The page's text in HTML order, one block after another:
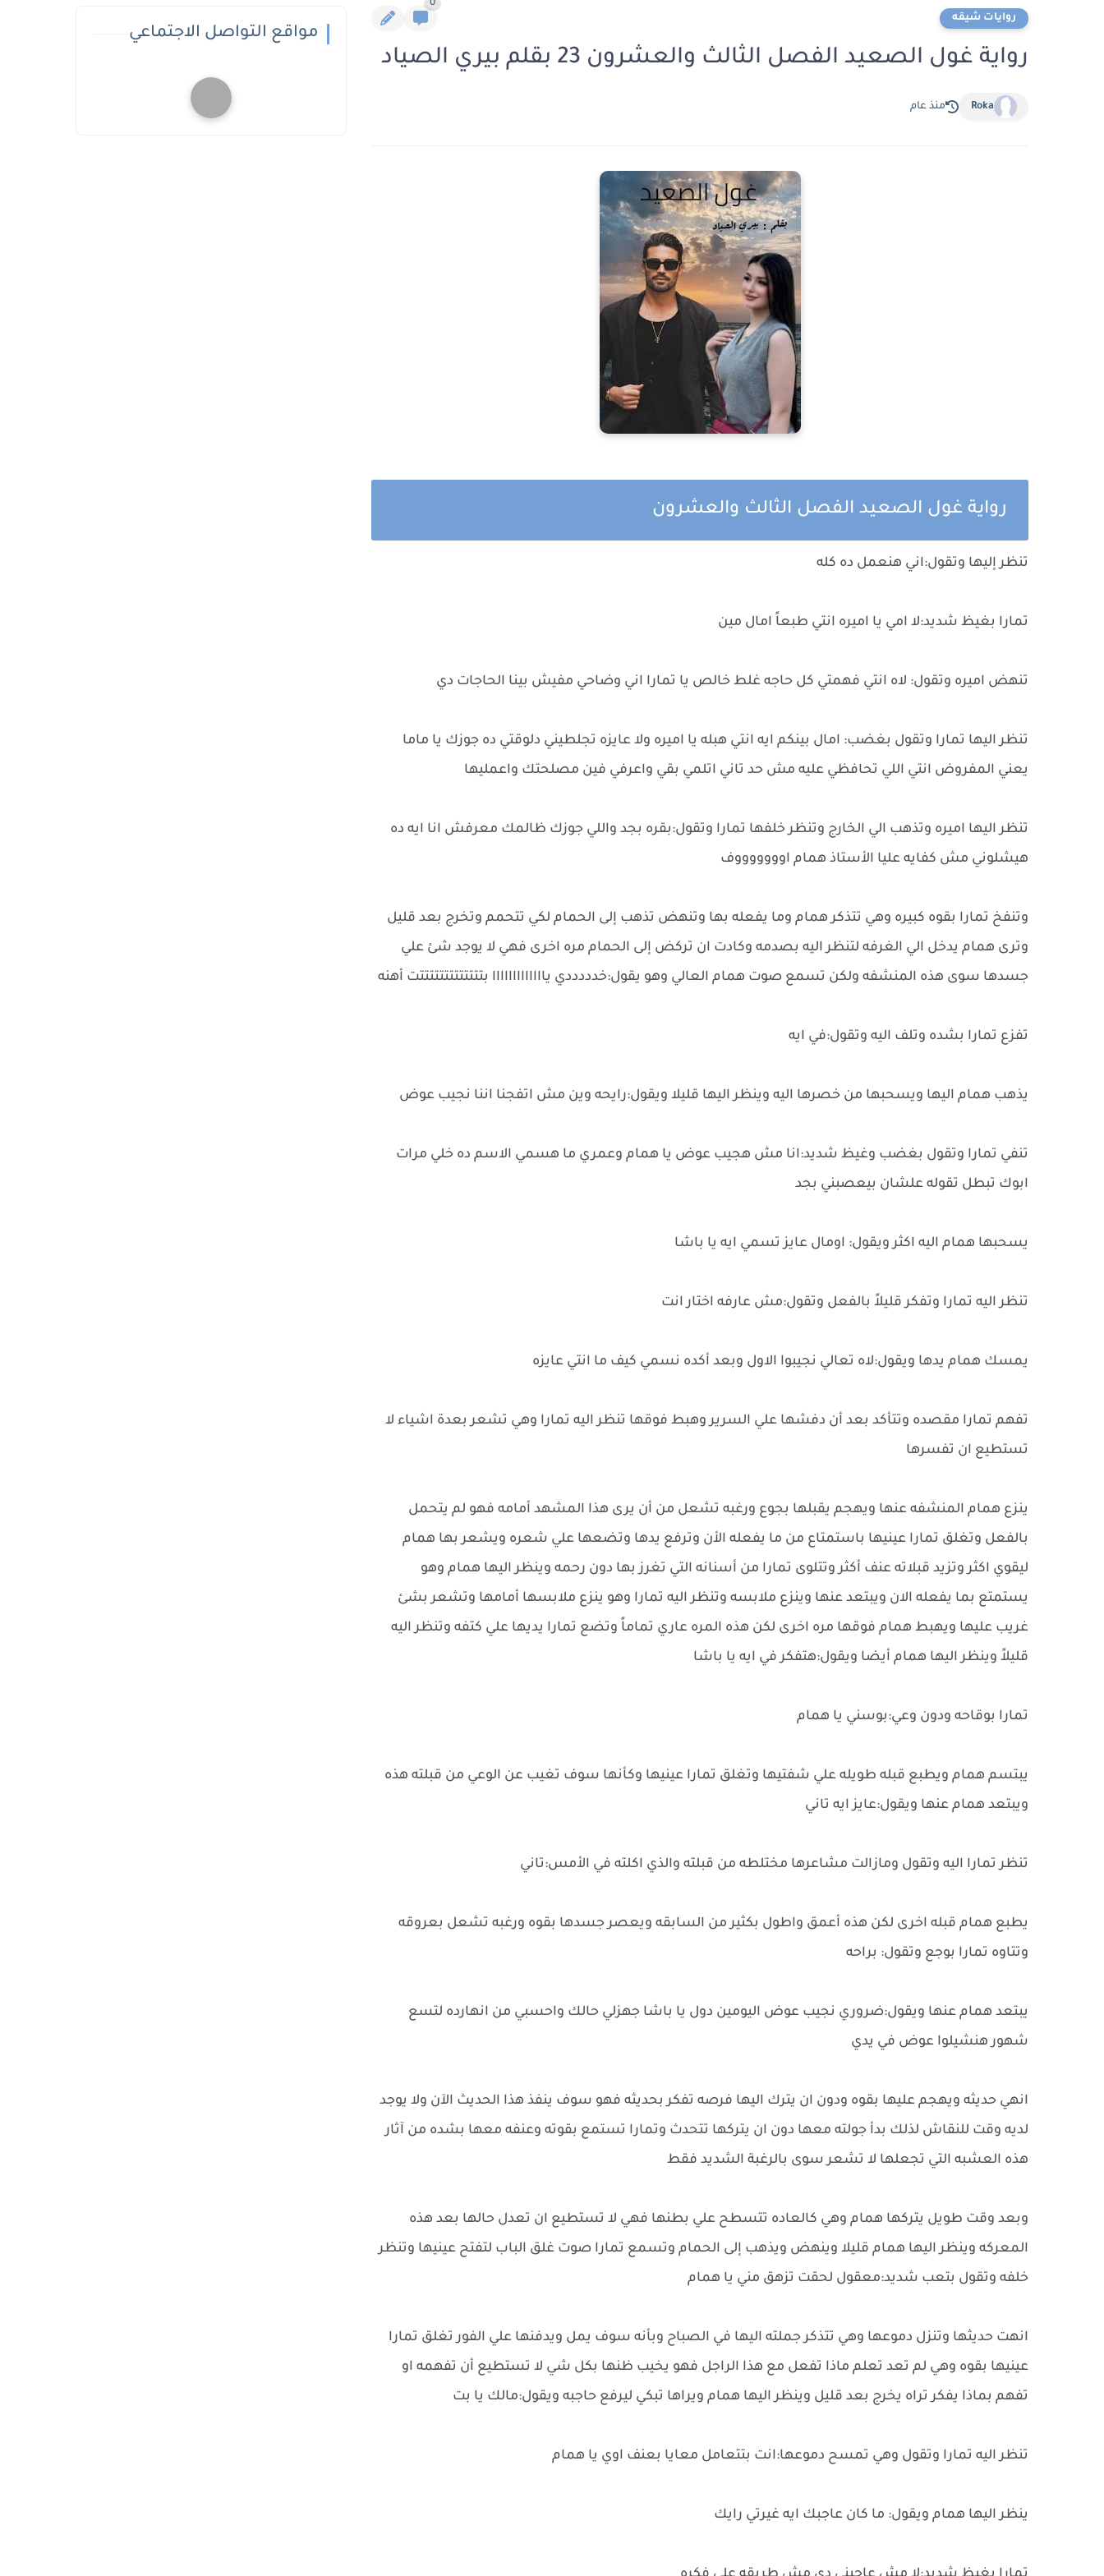
روايات شيقه
0
رواية غول الصعيد الفصل الثالث والعشرون 23 بقلم بيري الصياد
Roka منذ عام
رواية غول الصعيد الفصل الثالث والعشرون
تنظر إليها وتقول:اني هنعمل ده كله
تمارا بغيظ شديد:لا امي يا اميره انتي طبعاً امال مين
تنهض اميره وتقول: لاه انتي فهمتي كل حاجه غلط خالص يا تمارا اني وضاحي مفيش بينا الحاجات دي
تنظر اليها تمارا وتقول بغضب: امال بينكم ايه انتي هبله يا اميره ولا عايزه تجلطيني دلوقتي ده جوزك يا ماما
يعني المفروض انتي اللي تحافظي عليه مش حد تاني اتلمي بقي واعرفي فين مصلحتك واعمليها
تنظر اليها اميره وتذهب الي الخارج وتنظر خلفها تمارا وتقول:بقره بجد واللي جوزك ظالمك معرفش انا ايه ده
هيشلوني مش كفايه عليا الأستاذ همام اوووووووف
وتنفخ تمارا بقوه كبيره وهي تتذكر همام وما يفعله بها وتنهض تذهب إلى الحمام لكي تتحمم وتخرج بعد قليل
وترى همام يدخل الي الغرفه لتنظر اليه بصدمه وكادت ان تركض إلى الحمام مره اخرى فهي لا يوجد شئ علي
جسدها سوى هذه المنشفه ولكن تسمع صوت همام العالي وهو يقول:خدددددي يااااااااااااا بتتتتتتتتتتتتتت أهنه
تفزع تمارا بشده وتلف اليه وتقول:في ايه
يذهب همام اليها ويسحبها من خصرها اليه وينظر اليها قليلا ويقول:رايحه وين مش اتفجنا اننا نجيب عوض
تنفي تمارا وتقول بغضب وغيظ شديد:انا مش هجيب عوض يا همام وعمري ما هسمي الاسم ده خلي مرات
ابوك تبطل تقوله علشان بيعصبني بجد
يسحبها همام اليه اكثر ويقول: اومال عايز تسمي ايه يا باشا
تنظر اليه تمارا وتفكر قليلاً بالفعل وتقول:مش عارفه اختار انت
يمسك همام يدها ويقول:لاه تعالي نجيبوا الاول وبعد أكده نسمي كيف ما انتي عايزه
تفهم تمارا مقصده وتتأكد بعد أن دفشها علي السرير وهبط فوقها تنظر اليه تمارا وهي تشعر بعدة اشياء لا
تستطيع ان تفسرها
ينزع همام المنشفه عنها ويهجم يقبلها بجوع ورغبه تشعل من أن يرى هذا المشهد أمامه فهو لم يتحمل
بالفعل وتغلق تمارا عينيها باستمتاع من ما يفعله الأن وترفع يدها وتضعها علي شعره ويشعر بها همام
ليقوي اكثر وتزيد قبلاته عنف أكثر وتتلوى تمارا من أسنانه التي تغرز بها دون رحمه وينظر اليها همام وهو
يستمتع بما يفعله الان ويبتعد عنها وينزع ملابسه وتنظر اليه تمارا وهو ينزع ملابسها أمامها وتشعر بشئ
غريب عليها ويهبط همام فوقها مره اخرى لكن هذه المره عاري تماماً وتضع تمارا يديها علي كتفه وتنظر اليه
قليلاً وينظر اليها همام أيضا ويقول:هتفكر في ايه يا باشا
تمارا بوقاحه ودون وعي:بوسني يا همام
يبتسم همام ويطبع قبله طويله علي شفتيها وتغلق تمارا عينيها وكأنها سوف تغيب عن الوعي من قبلته هذه
ويبتعد همام عنها ويقول:عايز ايه تاني
تنظر تمارا اليه وتقول ومازالت مشاعرها مختلطه من قبلته والذي اكلته في الأمس:تاني
يطبع همام قبله اخرى لكن هذه أعمق واطول بكثير من السابقه ويعصر جسدها بقوه ورغبه تشعل بعروقه
وتتاوه تمارا بوجع وتقول: براحه
يبتعد همام عنها ويقول:ضروري نجيب عوض اليومين دول يا باشا جهزلي حالك واحسبي من انهارده لتسع
شهور هنشيلوا عوض في يدي
انهي حديثه ويهجم عليها بقوه ودون ان يترك اليها فرصه تفكر بحديثه فهو سوف ينفذ هذا الحديث الآن ولا يوجد
لديه وقت للنقاش لذلك بدأ جولته معها دون ان يتركها تتحدث وتمارا تستمع بقوته وعنفه معها بشده من آثار
هذه العشبه التي تجعلها لا تشعر سوى بالرغبة الشديد فقط
وبعد وقت طويل يتركها همام وهي كالعاده تتسطح علي بطنها فهي لا تستطيع ان تعدل حالها بعد هذه
المعركه وينظر اليها همام قليلا وينهض ويذهب إلى الحمام وتسمع تمارا صوت غلق الباب لتفتح عينيها وتنظر
خلفه وتقول بتعب شديد:معقول لحقت تزهق مني يا همام
انهت حديثها وتنزل دموعها وهي تتذكر جملته اليها في الصباح وبأنه سوف يمل ويدفنها علي الفور تغلق تمارا
عينيها بقوه وهي لم تعد تعلم ماذا تفعل مع هذا الراجل فهو يخيب ظنها بكل شي لا تستطيع أن تفهمه او
تفهم بماذا يفكر تراه يخرج بعد قليل وينظر اليها همام ويراها تبكي ليرفع حاجبه ويقول:مالك يا بت
تنظر اليه تمارا وتقول وهي تمسح دموعها:انت بتتعامل معايا بعنف اوي يا همام
ينظر اليها همام ويقول: ما كان عاجبك ايه غيرتي رايك
مواقع التواصل الاجتماعي